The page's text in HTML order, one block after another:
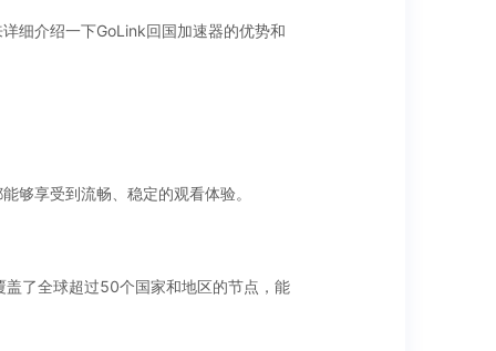
细介绍一下GoLink回国加速器的优势和
够享受到流畅、稳定的观看体验。
了全球超过50个国家和地区的节点，能